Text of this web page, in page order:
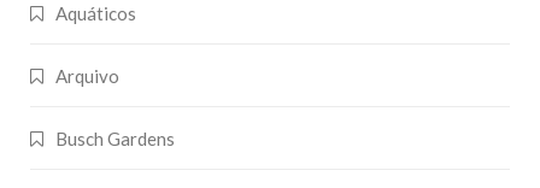
Aquáticos
Arquivo
Busch Gardens